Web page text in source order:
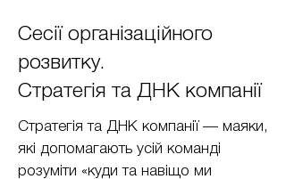
Сесії організаційного
розвитку.
Стратегія та ДНК компанії
Стратегія та ДНК компанії — маяки,
які допомагають усій команді
розуміти «куди та навіщо ми